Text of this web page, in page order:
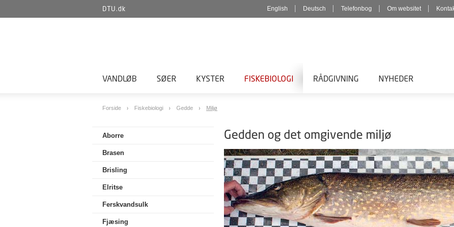
DTU.dk English Deutsch Telefonbog Om websitet
VANDLØB SØER KYSTER FISKEBIOLOGI RÅDGIVNING NYHEDER
Forside Fiskebiologi Gedde Miljø
Aborre
Brasen
Brisling
Elritse
Ferskvandsulk
Fjæsing
Gedden og det omgivende miljø